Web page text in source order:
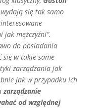
się tak samo
mężczyźni”.
do posiadania
się w takie same
zarządzania jak
jak w przypadku ich
zarządzanie
od względnej